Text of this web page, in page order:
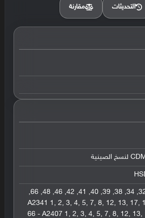
التحديثات مقارنة
1, 2, 3, 4, 5, 7, 8, 12, 13, 14, 17, 18, 19, 20, 25, 26, 28, 29, 30, 32, 34, 38, 39, 40, 41, 42, 46, 48, 66,
71 - A2341 1, 2, 3, 4, 5, 7, 8, 12, 13,
66 - A2407 1, 2, 3, 4, 5, 7, 8, 12,